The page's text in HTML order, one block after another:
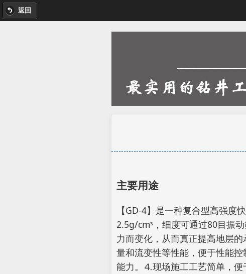
返回
主要用途
【GD-4】是一种复合型高强度
2.5g/cmᶟ，细度可通过80目振
力而变化，从而真正提高地层
量和流变性等性能，便于性能
能力。⒋现场施工工艺简单，